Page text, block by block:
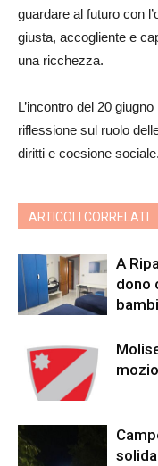
guardare al futuro con
giusta, accogliente e
una ricchezza.
L’incontro del 20
riflessione sul ruolo
diritti e coesione sociale.
ARTICOLI CORRELATI
A
dono